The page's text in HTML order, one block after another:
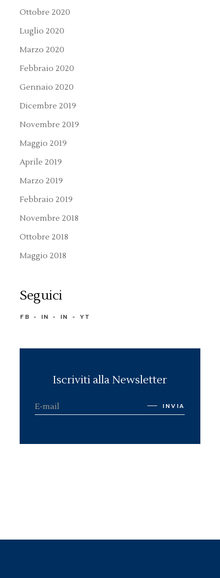
Ottobre 2020
Luglio 2020
Marzo 2020
Febbraio 2020
Gennaio 2020
Dicembre 2019
Novembre 2019
Maggio 2019
Aprile 2019
Marzo 2019
Febbraio 2019
Novembre 2018
Ottobre 2018
Maggio 2018
Seguici
FB IN IN YT
Iscriviti alla Newsletter
INVIA